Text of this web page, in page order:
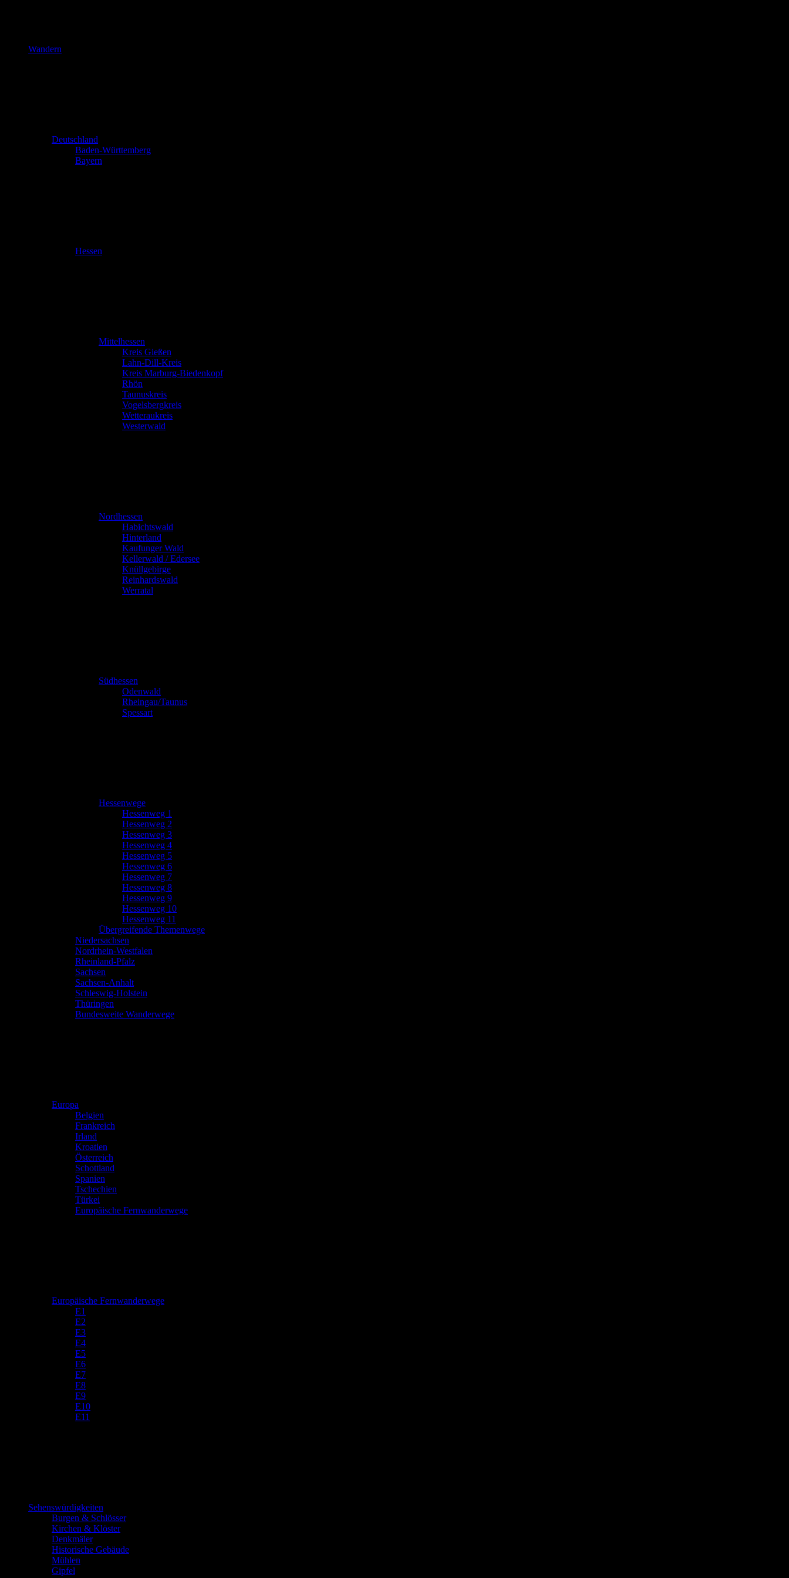
Wandern
Deutschland
Baden-Württemberg
Bayern
Hessen
Mittelhessen
Kreis Gießen
Lahn-Dill-Kreis
Kreis Marburg-Biedenkopf
Rhön
Taunuskreis
Vogelsbergkreis
Wetteraukreis
Westerwald
Nordhessen
Habichtswald
Hinterland
Kaufunger Wald
Kellerwald / Edersee
Knüllgebirge
Reinhardswald
Werratal
Südhessen
Odenwald
Rheingau/Taunus
Spessart
Hessenwege
Hessenweg 1
Hessenweg 2
Hessenweg 3
Hessenweg 4
Hessenweg 5
Hessenweg 6
Hessenweg 7
Hessenweg 8
Hessenweg 9
Hessenweg 10
Hessenweg 11
Übergreifende Themenwege
Niedersachsen
Nordrhein-Westfalen
Rheinland-Pfalz
Sachsen
Sachsen-Anhalt
Schleswig-Holstein
Thüringen
Bundesweite Wanderwege
Europa
Belgien
Frankreich
Irland
Kroatien
Österreich
Schottland
Spanien
Tschechien
Türkei
Europäische Fernwanderwege
Europäische Fernwanderwege
E1
E2
E3
E4
E5
E6
E7
E8
E9
E10
E11
Sehenswürdigkeiten
Burgen & Schlösser
Kirchen & Klöster
Denkmäler
Historische Gebäude
Mühlen
Gipfel